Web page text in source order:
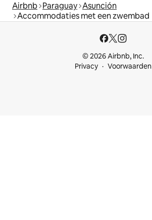
Airbnb Paraguay Asunción
Accommodaties met een zwembad
© 2026 Airbnb, Inc.
Privacy
Voorwaarden